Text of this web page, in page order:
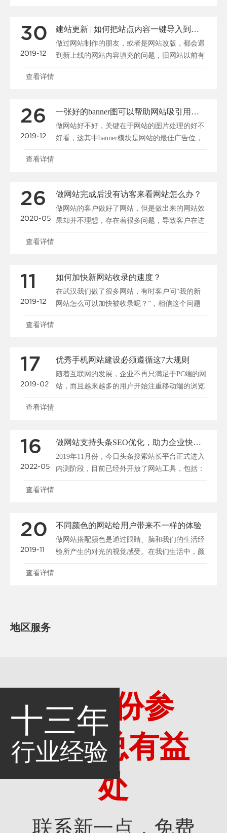
30
2019-12
建站更新 | 如何把站点内容一键导入到新系统
做过网站制作的朋友，或者是网站改版，都会遇
到新上线的网站内容填充的问题，旧网站以前有
很多资料，我们怎......
查看详情
26
2019-12
一张好的banner图可以帮助网站吸引用户、促进转化
做网站好不好，关键在于网站的图片处理的好不
好看，这其中banner模块是网站的最佳广告位，
一张好的b......
查看详情
26
2020-05
做网站完成后没有访客来看网站怎么办？
做网站的客户做好了网站，但是做出来的网站效
果却并不理想，存在着很多问题，导致客户在进
入网站后停留很短......
查看详情
11
2019-12
如何加快新网站收录的速度？
在武汉我们做了很多网站，有时客户问“我的新
网站怎么可以加快被收录呢？”，相信这个问题
大家都很关心，所......
查看详情
17
2019-02
优秀手机网站建设必须遵循这7大规则
随着互联网的发展，企业不再只满足于PC端的网
站，而且越来越多的用户开始注重移动端的浏览
和搜索，所以说......
查看详情
16
2022-05
做网站支持头条SEO优化，助力企业快速布局移动端全网搜索
2019年11月份，今日头条搜索站长平台正式进入
内测阶段，目前已经外开放了网站工具，包括：
站点管理、......
查看详情
20
2019-11
不同颜色的网站给用户带来不一样的体验
做网站搭配颜色是通过眼睛、脑和我们的生活经
验所产生的对光的视觉感受。在我们生活中，颜
色和人的情绪是密......
查看详情
地区服务
十三年
行业经验
多一份参
考，总有益
处
联系新一点，免费